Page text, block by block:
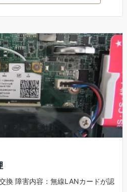
換 障害内容：無線LANカードが認